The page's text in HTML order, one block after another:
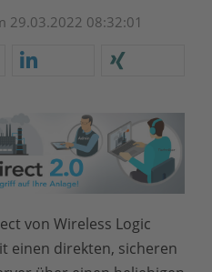
29.03.2022 08:32:01
von Wireless Logic
einen direkten, sicheren